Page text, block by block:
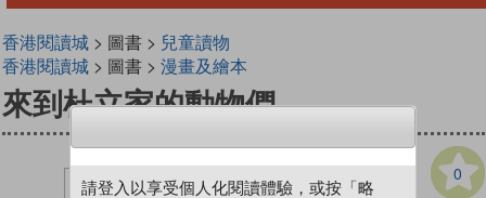
香港閱讀城> 圖書 > 兒童讀物
香港閱讀城> 圖書 > 漫畫及繪本
來到杜立家的動物們
0
請登入以享受個人化閱讀體驗，或按「略